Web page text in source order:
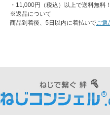
・11,000円（税込）以上で送料無料！
※返品について
商品到着後、5日以内に着払いでご返